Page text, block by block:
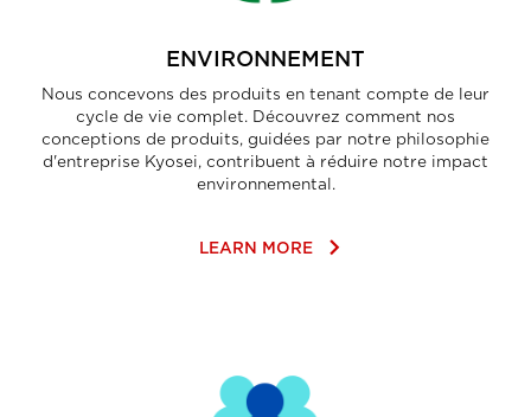
ENVIRONNEMENT
Nous concevons des produits en tenant compte de leur
cycle de vie complet. Découvrez comment nos
conceptions de produits, guidées par notre philosophie
d'entreprise Kyosei, contribuent à réduire notre impact
environnemental.
LEARN MORE keyboard_arrow_right